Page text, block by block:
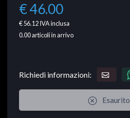
€ 46.00
€ 56.12IVA inclusa
0.00articoli in arrivo
Richiedi informazioni:
Esaurito